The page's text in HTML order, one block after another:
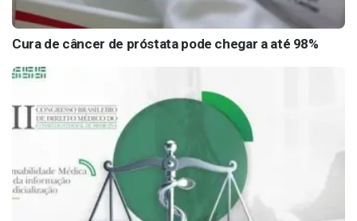
Cura de câncer de próstata pode chegar a até 98%